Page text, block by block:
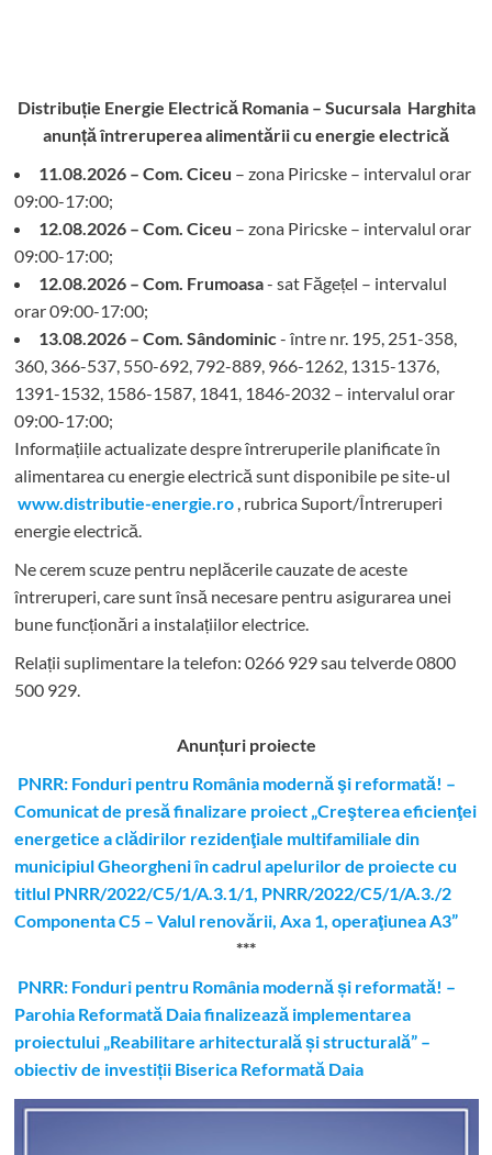
Distribuție Energie Electrică Romania – Sucursala Harghita
anunță întreruperea alimentării cu energie electrică
11.08.2026 – Com. Ciceu – zona Piricske – intervalul orar
09:00-17:00;
12.08.2026 – Com. Ciceu – zona Piricske – intervalul orar
09:00-17:00;
12.08.2026 – Com. Frumoasa- sat Făgețel – intervalul
orar 09:00-17:00;
13.08.2026 – Com. Sândominic - între nr. 195, 251-358,
360, 366-537, 550-692, 792-889, 966-1262, 1315-1376,
1391-1532, 1586-1587, 1841, 1846-2032 – intervalul orar
09:00-17:00;
Informațiile actualizate despre întreruperile planificate în
alimentarea cu energie electrică sunt disponibile pe site-ul
www.distributie-energie.ro , rubrica Suport/Întreruperi
energie electrică.
Ne cerem scuze pentru neplăcerile cauzate de aceste
întreruperi, care sunt însă necesare pentru asigurarea unei
bune funcționări a instalațiilor electrice.
Relații suplimentare la telefon: 0266 929 sau telverde 0800
500 929.
Anunțuri proiecte
PNRR: Fonduri pentru România modernă şi reformată! –
Comunicat de presă finalizare proiect „Creşterea eficienţei
energetice a clădirilor rezidenţiale multifamiliale din
municipiul Gheorgheni în cadrul apelurilor de proiecte cu
titlul PNRR/2022/C5/1/A.3.1/1, PNRR/2022/C5/1/A.3./2
Componenta C5 – Valul renovării, Axa 1, operaţiunea A3”
***
PNRR: Fonduri pentru România modernă și reformată! –
Parohia Reformată Daia finalizează implementarea
proiectului „Reabilitare arhitecturală și structurală” –
obiectiv de investiții Biserica Reformată Daia